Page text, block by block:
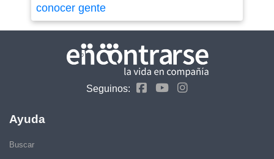
conocer gente
Seguinos:
Ayuda
Buscar